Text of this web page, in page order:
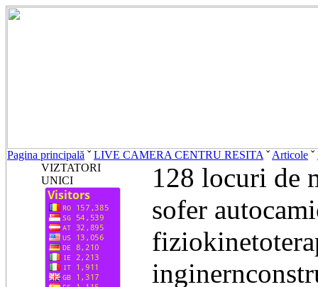
Pagina principală ˇLIVE CAMERA CENTRU RESITA ˇArticole ˇ
VIZTATORI
UNICI
128 locuri de
sofer